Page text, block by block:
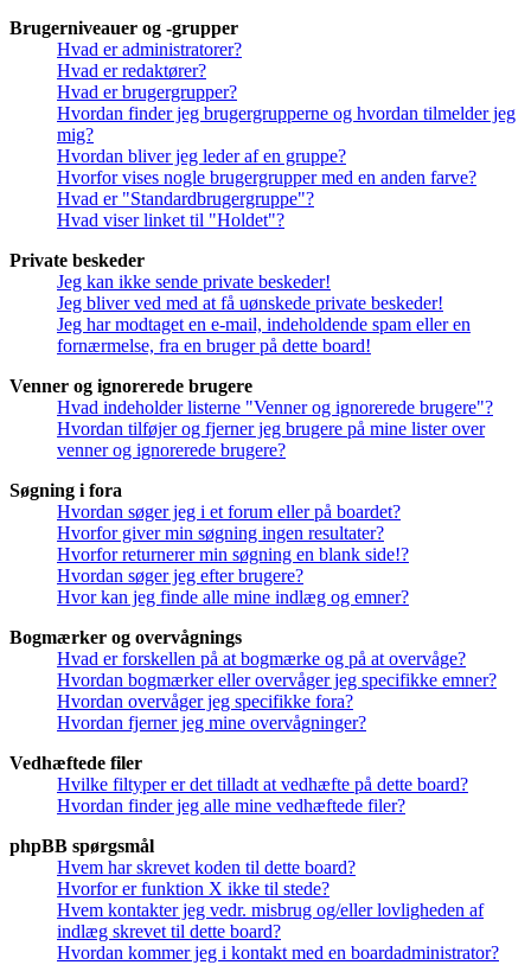
Brugerniveauer og -grupper
Hvad er administratorer?
Hvad er redaktører?
Hvad er brugergrupper?
Hvordan finder jeg brugergrupperne og hvordan tilmelder jeg
mig?
Hvordan bliver jeg leder af en gruppe?
Hvorfor vises nogle brugergrupper med en anden farve?
Hvad er "Standardbrugergruppe"?
Hvad viser linket til "Holdet"?
Private beskeder
Jeg kan ikke sende private beskeder!
Jeg bliver ved med at få uønskede private beskeder!
Jeg har modtaget en e-mail, indeholdende spam eller en
fornærmelse, fra en bruger på dette board!
Venner og ignorerede brugere
Hvad indeholder listerne "Venner og ignorerede brugere"?
Hvordan tilføjer og fjerner jeg brugere på mine lister over
venner og ignorerede brugere?
Søgning i fora
Hvordan søger jeg i et forum eller på boardet?
Hvorfor giver min søgning ingen resultater?
Hvorfor returnerer min søgning en blank side!?
Hvordan søger jeg efter brugere?
Hvor kan jeg finde alle mine indlæg og emner?
Bogmærker og overvågnings
Hvad er forskellen på at bogmærke og på at overvåge?
Hvordan bogmærker eller overvåger jeg specifikke emner?
Hvordan overvåger jeg specifikke fora?
Hvordan fjerner jeg mine overvågninger?
Vedhæftede filer
Hvilke filtyper er det tilladt at vedhæfte på dette board?
Hvordan finder jeg alle mine vedhæftede filer?
phpBB spørgsmål
Hvem har skrevet koden til dette board?
Hvorfor er funktion X ikke til stede?
Hvem kontakter jeg vedr. misbrug og/eller lovligheden af
indlæg skrevet til dette board?
Hvordan kommer jeg i kontakt med en boardadministrator?